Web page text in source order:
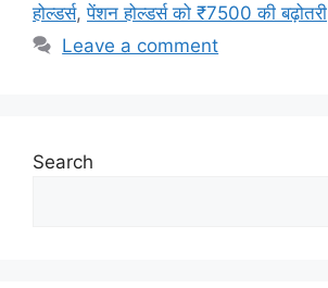
होल्डर्स,पेंशन होल्डर्स को ₹7500 की बढ़ोतरी
Leave a comment
Search